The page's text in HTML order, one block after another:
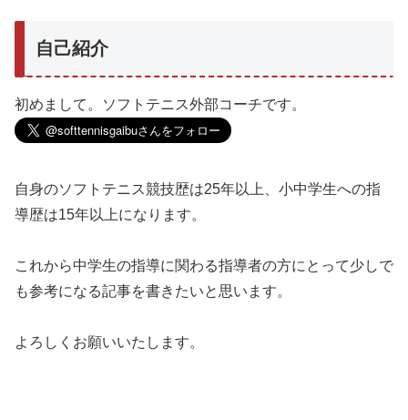
自己紹介
初めまして。ソフトテニス外部コーチです。
自身のソフトテニス競技歴は25年以上、小中学生への指
導歴は15年以上になります。
これから中学生の指導に関わる指導者の方にとって少しで
も参考になる記事を書きたいと思います。
よろしくお願いいたします。